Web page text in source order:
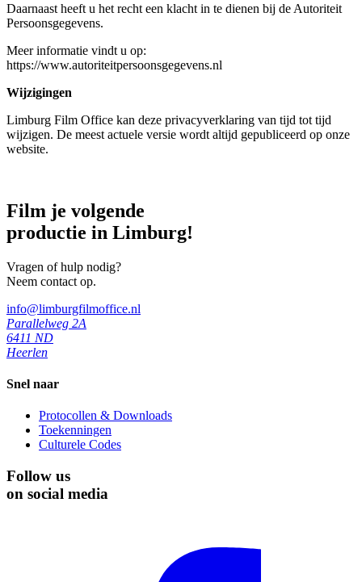
Daarnaast heeft u het recht een klacht in te dienen bij de Autoriteit
Persoonsgegevens.
Meer informatie vindt u op:
https://www.autoriteitpersoonsgegevens.nl
Wijzigingen
Limburg Film Office kan deze privacyverklaring van tijd tot tijd
wijzigen. De meest actuele versie wordt altijd gepubliceerd op onze
website.
Film je volgende
productie in Limburg!
Vragen of hulp nodig?
Neem contact op.
info@limburgfilmoffice.nl
Parallelweg 2A
6411 ND
Heerlen
Snel naar
Protocollen & Downloads
Toekenningen
Culturele Codes
Follow us
on social media